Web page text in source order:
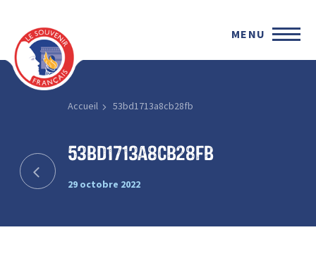
MENU
Accueil 53bd1713a8cb28fb
53bd1713a8cb28fb
29 octobre 2022